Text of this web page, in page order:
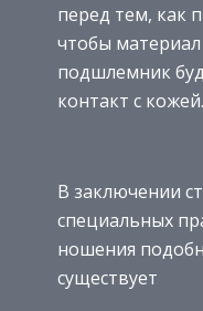
перед тем, как
чтобы
подшлемник
контакт с кожей.
В заключении
специальных
ношения
существует